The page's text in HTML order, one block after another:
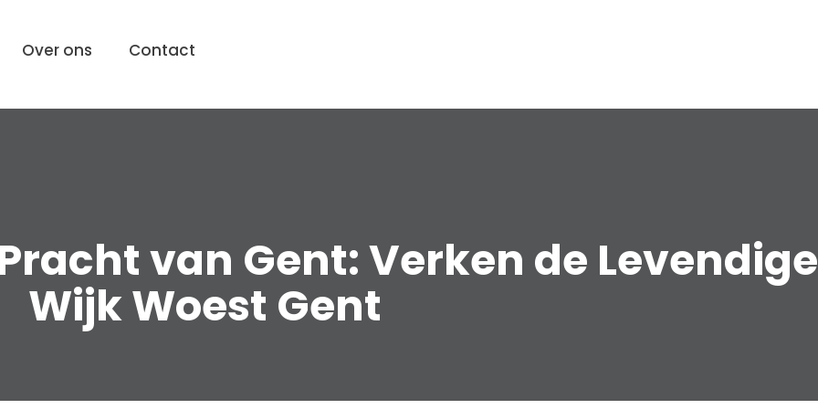
Over ons Contact
van Gent: Verken de Levendige
Wijk Woest Gent